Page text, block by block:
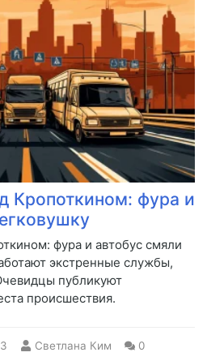
Кропоткином: фура и
фура и автобус смяли
экстренные службы,
публикуют
происшествия.
Светлана Ким 0